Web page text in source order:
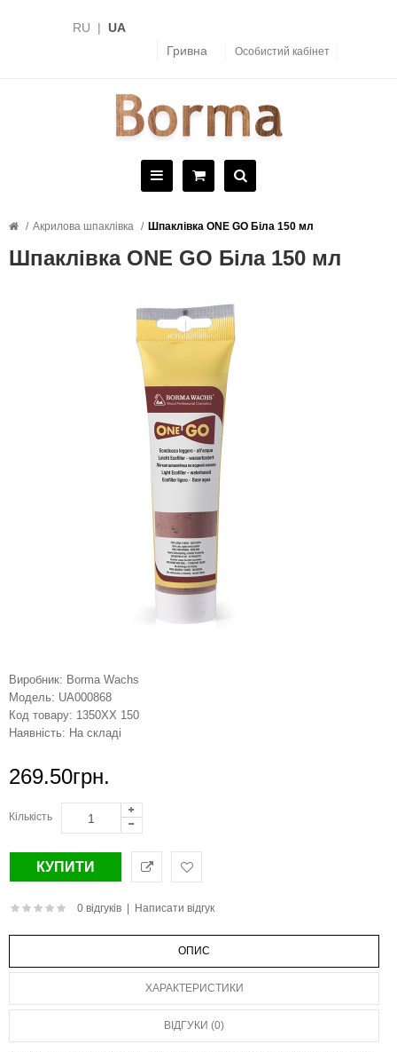
RU | UA
Гривна
Особистий кабінет
Акрилова шпаклівка Шпаклівка ONE GO Біла 150 мл
Шпаклівка ONE GO Біла 150 мл
Виробник: Borma Wachs
Модель: UA000868
Код товару: 1350XX 150
Наявність: На складі
269.50грн.
Кількість
0 відгуків Написати відгук
ОПИС
ХАРАКТЕРИСТИКИ
ВІДГУКИ (0)